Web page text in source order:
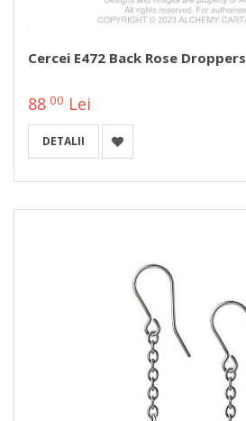
Cercei E472 Back Rose Droppers
88 00 Lei
DETALII